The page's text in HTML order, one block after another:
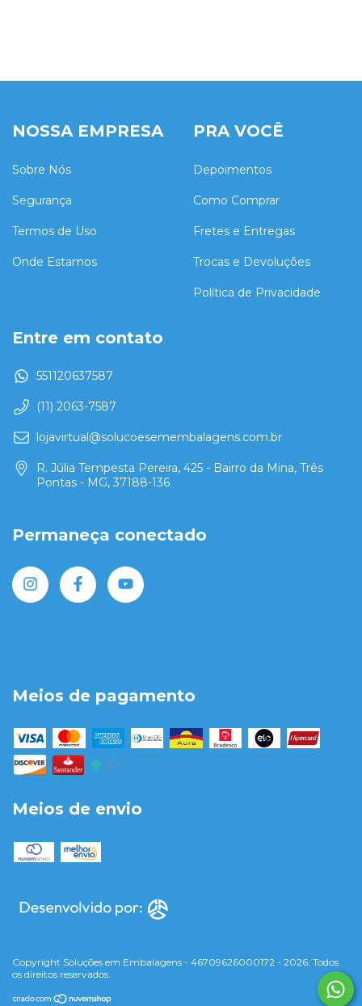
NOSSA EMPRESA
Sobre Nós
Segurança
Termos de Uso
Onde Estamos
PRA VOCÊ
Depoimentos
Como Comprar
Fretes e Entregas
Trocas e Devoluções
Política de Privacidade
Entre em contato
551120637587
(11) 2063-7587
lojavirtual@solucoesemembalagens.com.br
R. Júlia Tempesta Pereira, 425 - Bairro da Mina, Três
Pontas - MG, 37188-136
Permaneça conectado
Meios de pagamento
Meios de envio
Copyright Soluções em Embalagens - 46709626000172 - 2026. Todos
os direitos reservados.